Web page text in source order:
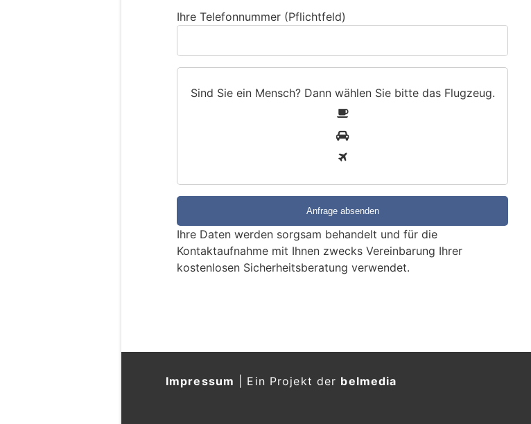
Ihre Telefonnummer (Pflichtfeld)
Sind Sie ein Mensch? Dann wählen Sie bitte das Flugzeug.
e
i
n
M
Ihre Daten werden sorgsam behandelt und für die
Kontaktaufnahme mit Ihnen zwecks Vereinbarung Ihrer
kostenlosen Sicherheitsberatung verwendet.
Impressum Ein Projekt der belmedia